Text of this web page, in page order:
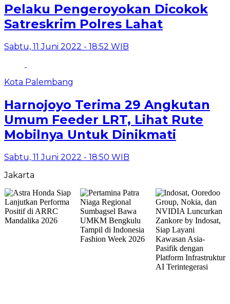
Pelaku Pengeroyokan Dicokok
Satreskrim Polres Lahat
Sabtu, 11 Juni 2022 - 18:52 WIB
Kota Palembang
Harnojoyo Terima 29 Angkutan
Umum Feeder LRT, Lihat Rute
Mobilnya Untuk Dinikmati
Sabtu, 11 Juni 2022 - 18:50 WIB
Jakarta